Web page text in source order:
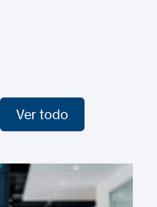
Ver todo